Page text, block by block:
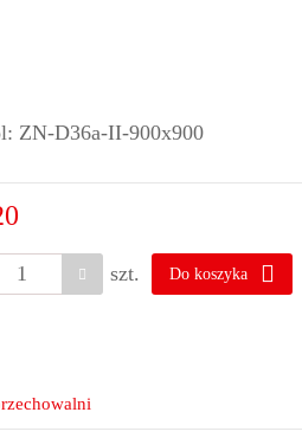
ZN-D36a-II-900x900
szt. Do koszyka